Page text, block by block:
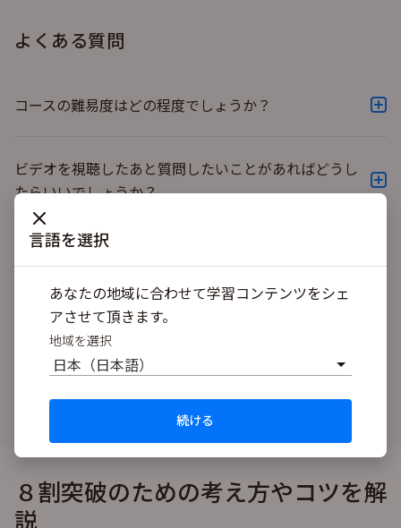
言語を選択
あなたの地域に合わせて学習コンテンツをシェ
アさせて頂きます。
地域を選択
日本（日本語）
続ける
よくある質問
コースの難易度はどの程度でしょうか？
立などの難関国公私立大学レベルを目指す方向けです。
ビデオを視聴したあと質問したいことがあればどうし
たらいいでしょうか？
スナップアスクのサービスの１つである1問1答セッション
(有料）をご利用ください。スナップアスク講師がすぐに
サポート致します。
Have questions about something else? Or want
to get free trial?
８割突破のための考え方やコツを解
説